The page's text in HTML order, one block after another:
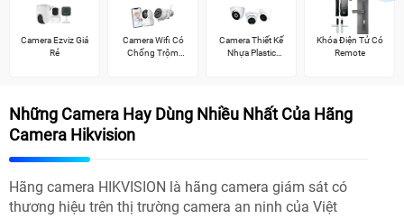
Camera Ezviz Giá
Rẻ
Camera Wifi Có
Chống Trộm
Camera Thiết Kế
Nhựa Plastic
Khóa Điện Tử Có
Remote
Những Camera Hay Dùng Nhiều Nhất Của Hãng
Camera Hikvision
Hãng camera HIKVISION là hãng camera giám sát có
thương hiệu trên thị trường camera an ninh của Việt